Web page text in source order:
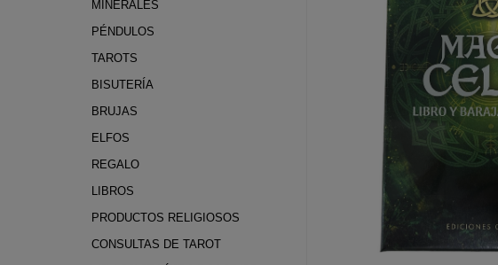
MINERALES
PÉNDULOS
TAROTS
BISUTERÍA
BRUJAS
ELFOS
REGALO
LIBROS
PRODUCTOS RELIGIOSOS
CONSULTAS DE TAROT